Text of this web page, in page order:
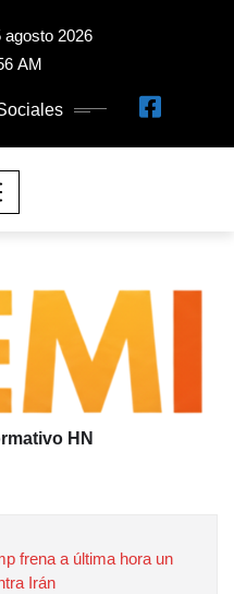
agosto 2026
AM
HN
frena a última hora un
Irán